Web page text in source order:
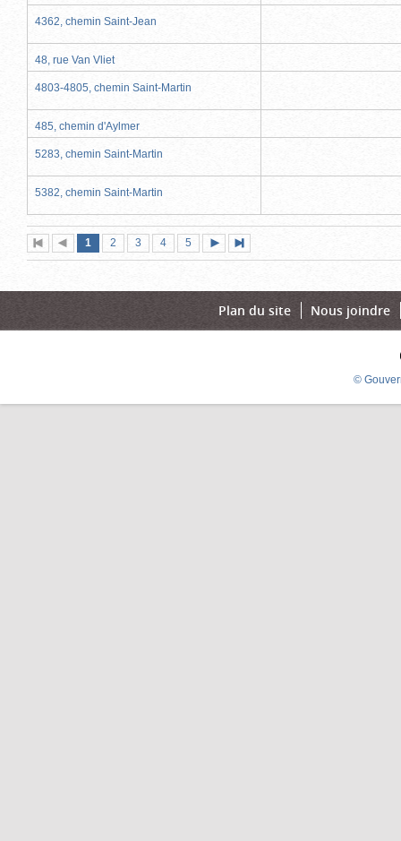
4362, chemin Saint-Jean
48, rue Van Vliet
4803-4805, chemin Saint-Martin
485, chemin d'Aylmer
5283, chemin Saint-Martin
5382, chemin Saint-Martin
Première
page
Page
précédente
Page
1 (page
actuelle)
Page
2 Page
3 Page
4 Page
5
suivante
page
Plan du site Nous joindre
©